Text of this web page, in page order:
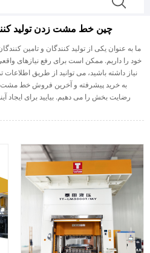
چین خط مشت زدن تولید
ما به عنوان یکی از تولید کنندگان و تامین
خود را داریم. ممکن است برای رفع نیازهای
نیاز داشته باشید، می توانید از طریق
به خرید پیشرفته و آخرین فروش خط مشت
رضایت بخش را می دهیم. بیایید برای ایجاد